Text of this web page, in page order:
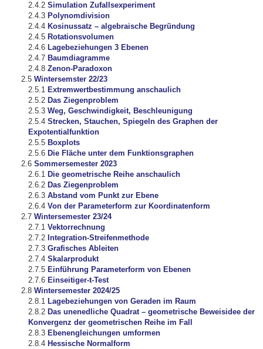
Simulation Zufallsexperiment
Polynomdivision
Kosinussatz – algebraische Begründung
Rotationsvolumen
Lagebeziehungen 3 Ebenen
Baumdiagramme
Zenon-Paradoxon
Wintersemster 22/23
Extremwertbestimmung anschaulich
Das Ziegenproblem
Weg, Geschwindigkeit, Beschleunigung
Strecken, Stauchen, Spiegeln des Graphen der
Expotentialfunktion
Boxplots
Die Fläche unter dem Funktionsgraphen
Sommersemester 2023
Die geometrische Reihe anschaulich
Das Ziegenproblem
Abstand vom Punkt zur Ebene
Von der Parameterform zur Koordinatenform
Wintersemester 23/24
Vektorrechnung
Integration-Streifenmethode
Grafisches Ableiten
Skalarprodukt
Einführung Parameterform von Ebenen
Einseitiger-t-Test
Wintersemester 2024/25
Lagebeziehungen von Geraden im Raum
Das unenedliche Quadrat – geometrische Beweisidee der
Konvergenz der geometrischen Reihe im Fall
Ebenengleichungen umformen
Hessische Normalform